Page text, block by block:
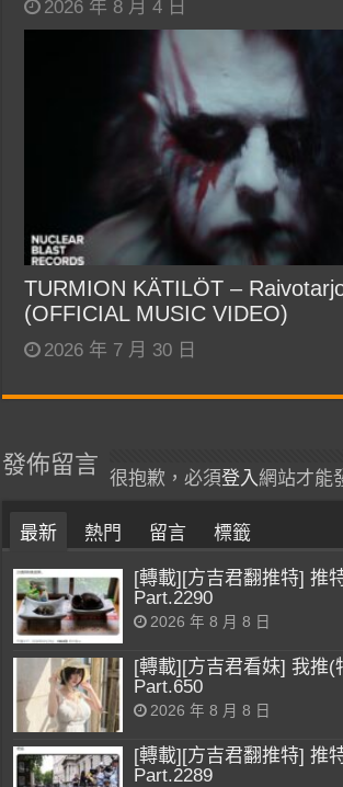
2026 年 8 月 4 日
TURMION KÄTILÖT –
(OFFICIAL MUSIC VIDEO)
2026 年 7 月 30 日
發佈留言
很抱歉，必須登入 網站才能
最新 熱門 留言 標籤
[轉載][方吉君翻推特] 推
Part.2290
2026 年 8 月 8 日
[轉載][方吉君看妹] 我推(
Part.650
2026 年 8 月 8 日
[轉載][方吉君翻推特] 推
Part.2289